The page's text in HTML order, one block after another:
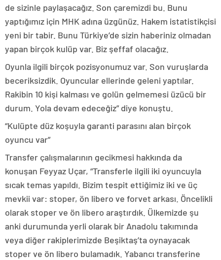
de sizinle paylaşacağız. Son çaremizdi bu. Bunu
yaptığımız için MHK adına üzgünüz. Hakem istatistikçisi
yeni bir tabir. Bunu Türkiye’de sizin haberiniz olmadan
yapan birçok kulüp var. Biz şeffaf olacağız.
Oyunla ilgili birçok pozisyonumuz var. Son vuruşlarda
beceriksizdik. Oyuncular ellerinde geleni yaptılar.
Rakibin 10 kişi kalması ve golün gelmemesi üzücü bir
durum. Yola devam edeceğiz” diye konuştu.
“Kulüpte düz koşuyla garanti parasını alan birçok
oyuncu var”
Transfer çalışmalarının gecikmesi hakkında da
konuşan Feyyaz Uçar, “Transferle ilgili iki oyuncuyla
sıcak temas yapıldı. Bizim tespit ettiğimiz iki ve üç
mevkii var: stoper, ön libero ve forvet arkası. Öncelikli
olarak stoper ve ön libero araştırdık. Ülkemizde şu
anki durumunda yerli olarak bir Anadolu takımında
veya diğer rakiplerimizde Beşiktaş’ta oynayacak
stoper ve ön libero bulamadık. Yabancı transferine